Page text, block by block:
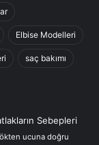
Elbise Modelleri
saç bakımı
Sebepleri
ucuna doğru